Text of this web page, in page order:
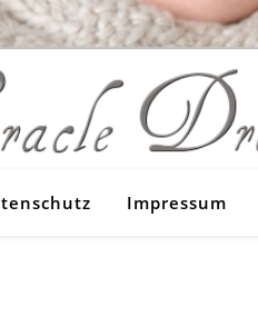
Impressum